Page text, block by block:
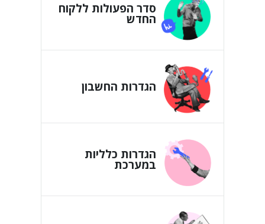
סדר הפעולות ללקוח
החדש
הגדרות החשבון
הגדרות כלליות
במערכת